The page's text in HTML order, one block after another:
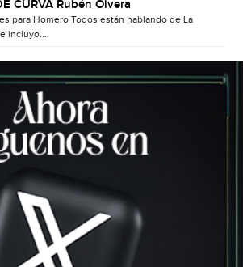
CURVA Rubén Olvera
para Homero Todos están hablando de La
incluyo....